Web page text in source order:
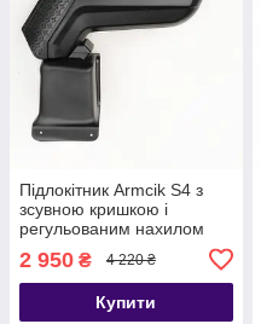
Підлокітник Armcik S4 з
зсувною кришкою і
регульованим нахилом
2 950 ₴ 4 220 ₴
Купити